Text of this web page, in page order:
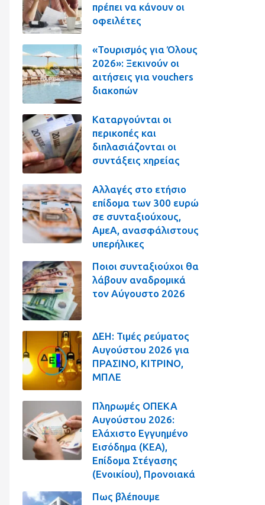
πρέπει να κάνουν οι
οφειλέτες
«Τουρισμός για Όλους
2026»: Ξεκινούν οι
αιτήσεις για vouchers
διακοπών
Καταργούνται οι
περικοπές και
διπλασιάζονται οι
συντάξεις χηρείας
Αλλαγές στο ετήσιο
επίδομα των 300 ευρώ
σε συνταξιούχους,
ΑμεΑ, ανασφάλιστους
υπερήλικες
Ποιοι συνταξιούχοι θα
λάβουν αναδρομικά
τον Αύγουστο 2026
ΔΕΗ: Τιμές ρεύματος
Αυγούστου 2026 για
ΠΡΑΣΙΝΟ, ΚΙΤΡΙΝΟ,
ΜΠΛΕ
Πληρωμές ΟΠΕΚΑ
Αυγούστου 2026:
Ελάχιστο Εγγυημένο
Εισόδημα (ΚΕΑ),
Επίδομα Στέγασης
(Ενοικίου), Προνοιακά
Πως βλέπουμε